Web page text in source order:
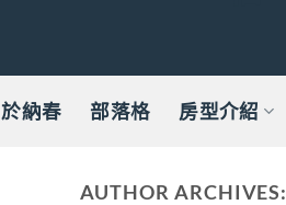
納春 部落格 房型介紹
AUTHOR ARCHIVES: